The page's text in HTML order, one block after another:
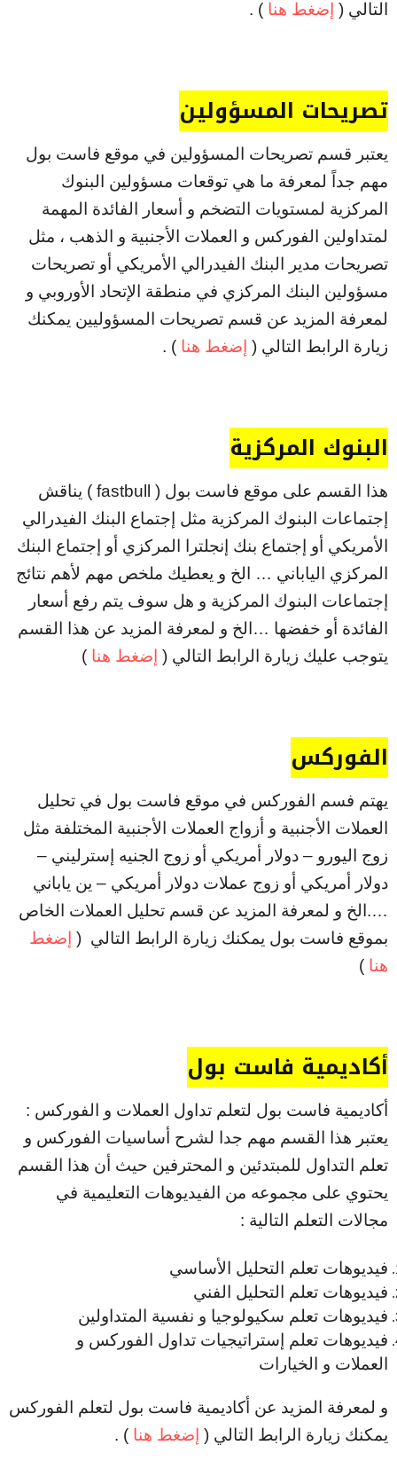
التالي ( إضغط هنا ) .
تصريحات المسؤولين
يعتبر قسم تصريحات المسؤولين في موقع فاست بول
مهم جداً لمعرفة ما هي توقعات مسؤولين البنوك
المركزية لمستويات التضخم و أسعار الفائدة المهمة
لمتداولين الفوركس و العملات الأجنبية و الذهب ، مثل
تصريحات مدير البنك الفيدرالي الأمريكي أو تصريحات
مسؤولين البنك المركزي في منطقة الإتحاد الأوروبي و
لمعرفة المزيد عن قسم تصريحات المسؤوليين يمكنك
زيارة الرابط التالي ( إضغط هنا ) .
البنوك المركزية
هذا القسم على موقع فاست بول ( fastbull ) يناقش
إجتماعات البنوك المركزية مثل إجتماع البنك الفيدرالي
الأمريكي أو إجتماع بنك إنجلترا المركزي أو إجتماع البنك
المركزي الياباني … الخ و يعطيك ملخص مهم لأهم نتائج
إجتماعات البنوك المركزية و هل سوف يتم رفع أسعار
الفائدة أو خفضها …الخ و لمعرفة المزيد عن هذا القسم
يتوجب عليك زيارة الرابط التالي ( إضغط هنا )
الفوركس
يهتم فسم الفوركس في موقع فاست بول في تحليل
العملات الأجنبية و أزواج العملات الأجنبية المختلفة مثل
زوج اليورو – دولار أمريكي أو زوج الجنيه إسترليني –
دولار أمريكي أو زوج عملات دولار أمريكي – ين ياباني
….الخ و لمعرفة المزيد عن قسم تحليل العملات الخاص
بموقع فاست بول يمكنك زيارة الرابط التالي ( إضغط
هنا )
أكاديمية فاست بول
أكاديمية فاست بول لتعلم تداول العملات و الفوركس :
يعتبر هذا القسم مهم جدا لشرح أساسيات الفوركس و
تعلم التداول للمبتدئين و المحترفين حيث أن هذا القسم
يحتوي على مجموعه من الفيديوهات التعليمية في
مجالات التعلم التالية :
فيديوهات تعلم التحليل الأساسي
فيديوهات تعلم التحليل الفني
فيديوهات تعلم سكيولوجيا و نفسية المتداولين
فيديوهات تعلم إستراتيجيات تداول الفوركس و
العملات و الخيارات
و لمعرفة المزيد عن أكاديمية فاست بول لتعلم الفوركس
يمكنك زيارة الرابط التالي ( إضغط هنا ) .